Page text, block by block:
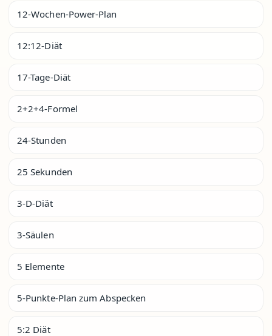
12-Wochen-Power-Plan
12:12-Diät
17-Tage-Diät
2+2+4-Formel
24-Stunden
25 Sekunden
3-D-Diät
3-Säulen
5 Elemente
5-Punkte-Plan zum Abspecken
5:2 Diät